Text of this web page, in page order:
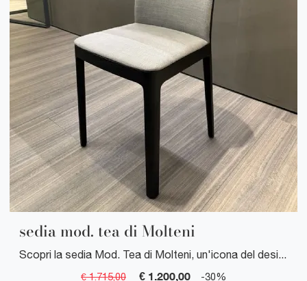
sedia mod. tea di Molteni
Scopri la sedia Mod. Tea di Molteni, un'icona del design italiano che unisce eleganza minimalista e comfort eccezionale per arredare ogni ambiente ...
€ 1.715,00 € 1.200,00 -30%